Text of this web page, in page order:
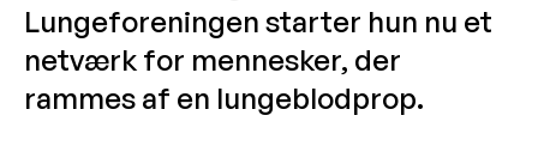
Lungeforeningen starter hun nu et
netværk for mennesker, der
rammes af en lungeblodprop.